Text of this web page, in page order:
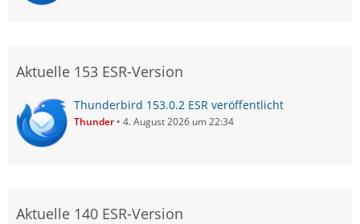
Aktuelle 153 ESR-Version
Thunderbird 153.0.2 ESR veröffentlicht
Thunder 4. August 2026 um 22:34
Aktuelle 140 ESR-Version